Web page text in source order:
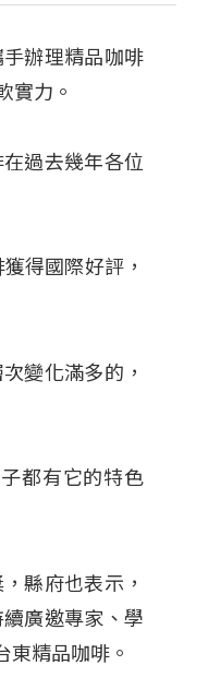
辦理精品咖啡
實力。
過去幾年各位
得國際好評，
變化滿多的，
都有它的特色
縣府也表示，
廣邀專家、學
東精品咖啡。